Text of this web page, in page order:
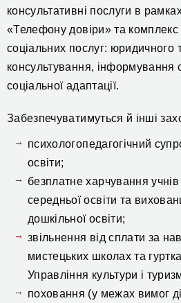
консультативні послуги в
«Телефону довіри» та
соціальних послуг: юридичного
консультування, інформування
соціальної адаптації.
Забезпечуватимуться й інші
психологопедагогічний
освіти;
безплатне харчування
середньої освіти та
дошкільної освіти;
звільнення від сплати за
мистецьких школах та
Управління культури і
поховання (у межах вимог